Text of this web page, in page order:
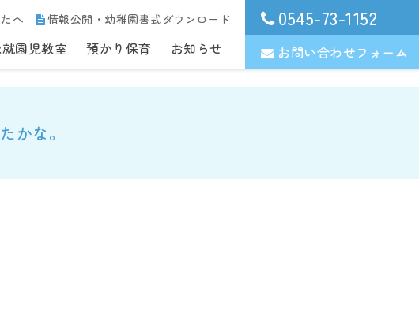
へ 情報公開・幼稚園書式ダウンロード
園児教室 預かり保育 お知らせ
0545-73-1152
お問い合わせフォーム
かな。